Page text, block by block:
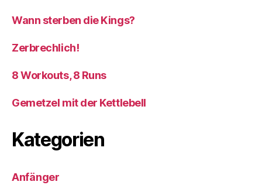
Wann sterben die Kings?
Zerbrechlich!
8 Workouts, 8 Runs
Gemetzel mit der Kettlebell
Kategorien
Anfänger